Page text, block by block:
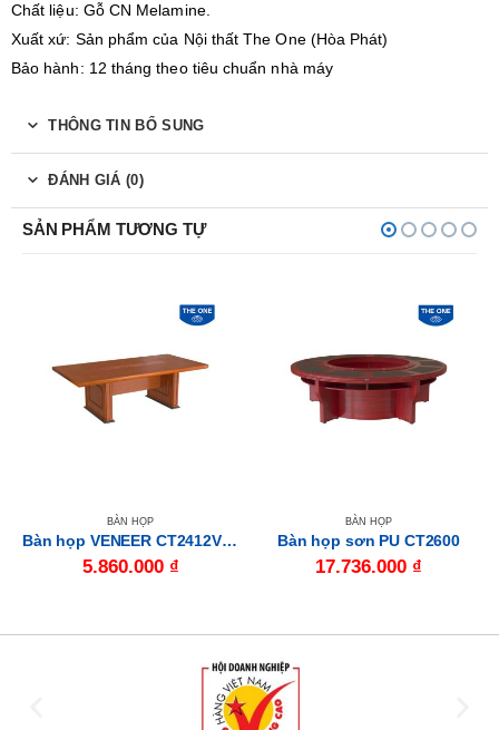
Chất liệu: Gỗ CN Melamine.
Xuất xứ: Sản phẩm của Nội thất The One (Hòa Phát)
Bảo hành: 12 tháng theo tiêu chuẩn nhà máy
THÔNG TIN BỔ SUNG
ĐÁNH GIÁ (0)
SẢN PHẨM TƯƠNG TỰ
BÀN HỌP
Bàn họp VENEER CT2412VM1
5.860.000 ₫
BÀN HỌP
Bàn họp sơn PU CT2600
17.736.000 ₫